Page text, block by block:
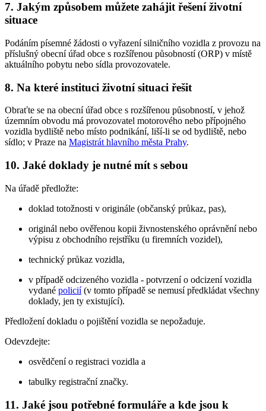
7. Jakým způsobem můžete zahájit řešení životní
situace
Podáním písemné žádosti o vyřazení silničního vozidla z provozu na
příslušný obecní úřad obce s rozšířenou působností (ORP) v místě
aktuálního pobytu nebo sídla provozovatele.
8. Na které instituci životní situaci řešit
Obraťte se na obecní úřad obce s rozšířenou působností, v jehož
územním obvodu má provozovatel motorového nebo přípojného
vozidla bydliště nebo místo podnikání, liší-li se od bydliště, nebo
sídlo; v Praze na Magistrát hlavního města Prahy.
10. Jaké doklady je nutné mít s sebou
Na úřadě předložte:
doklad totožnosti v originále (občanský průkaz, pas),
originál nebo ověřenou kopii živnostenského oprávnění nebo
výpisu z obchodního rejstříku (u firemních vozidel),
technický průkaz vozidla,
v případě odcizeného vozidla - potvrzení o odcizení vozidla
vydané policií(v tomto případě se nemusí předkládat všechny
doklady, jen ty existující).
Předložení dokladu o pojištění vozidla se nepožaduje.
Odevzdejte:
osvědčení o registraci vozidla a
tabulky registrační značky.
11. Jaké jsou potřebné formuláře a kde jsou k